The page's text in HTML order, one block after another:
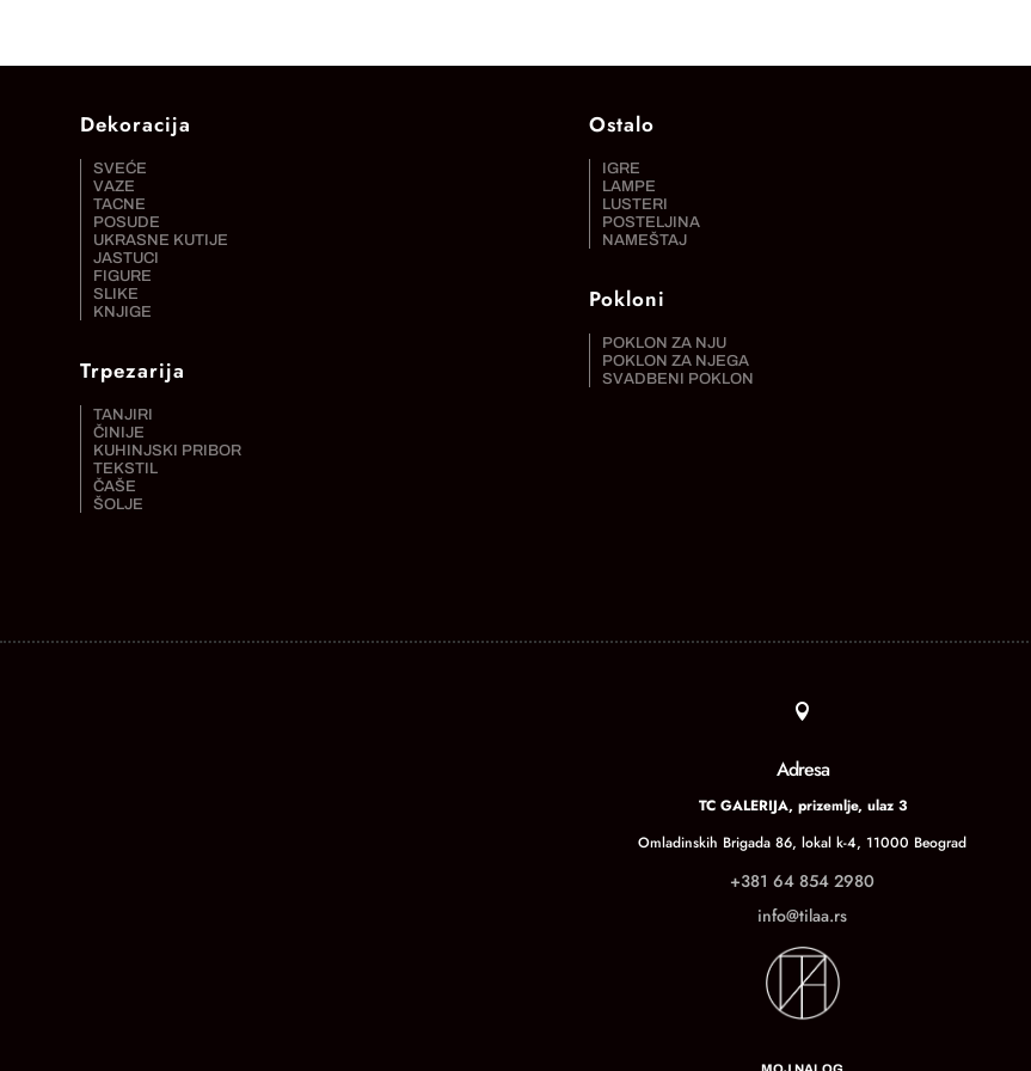
Dekoracija
SVEĆE
VAZE
TACNE
POSUDE
UKRASNE KUTIJE
JASTUCI
FIGURE
SLIKE
KNJIGE
Trpezarija
TANJIRI
ČINIJE
KUHINJSKI PRIBOR
TEKSTIL
ČAŠE
ŠOLJE
Ostalo
IGRE
LAMPE
LUSTERI
POSTELJINA
NAMEŠTAJ
Pokloni
POKLON ZA NJU
POKLON ZA NJEGA
SVADBENI POKLON

Adresa
TC GALERIJA, prizemlje, ulaz 3
Omladinskih Brigada 86, lokal k-4, 11000 Beograd
+381 64 854 2980
info@tilaa.rs